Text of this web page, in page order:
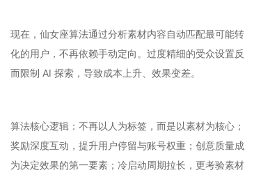
现在，仙女座算法通过分析素材内容自动匹配最可能转
化的用户，不再依赖手动定向。过度精细的受众设置反
而限制 AI 探索，导致成本上升、效果变差。
算法核心逻辑：不再以人为标签，而是以素材为核心；
奖励深度互动，提升用户停留与账号权重；创意质量成
为决定效果的第一要素；冷启动周期拉长，更考验素材